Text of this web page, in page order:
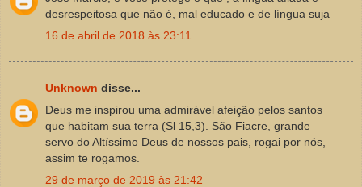
desrespeitosa que não é, mal educado e de língua suja
16 de abril de 2018 às 23:11
Unknown disse...
Deus me inspirou uma admirável afeição pelos santos
que habitam sua terra (Sl 15,3). São Fiacre, grande
servo do Altíssimo Deus de nossos pais, rogai por nós,
assim te rogamos.
29 de março de 2019 às 21:42